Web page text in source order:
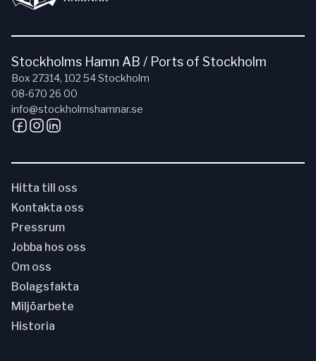
Stockholms Hamn AB / Ports of Stockholm
Box 27314, 102 54 Stockholm
08-670 26 00
info@stockholmshamnar.se
Hitta till oss
Kontakta oss
Pressrum
Jobba hos oss
Om oss
Bolagsfakta
Miljöarbete
Historia